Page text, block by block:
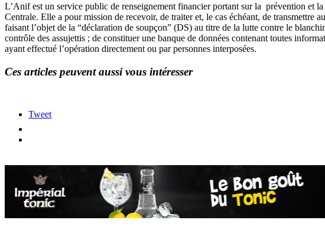
L’Anif est un service public de renseignement financier portant sur la prévention et
Centrale. Elle a pour mission de recevoir, de traiter et, le cas échéant, de transmettre
faisant l’objet de la “déclaration de soupçon” (DS) au titre de la lutte contre le
contrôle des assujettis ; de constituer une banque de données contenant toutes
ayant effectué l’opération directement ou par personnes interposées.
Ces articles peuvent aussi vous intéresser
Tweet